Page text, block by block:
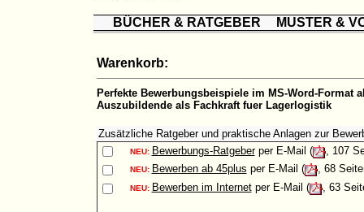
BÜCHER & RATGEBER MUSTER &
Warenkorb:
Perfekte Bewerbungsbeispiele im MS-Word-Format
Auszubildende als Fachkraft fuer Lagerlogistik
Zusätzliche Ratgeber und praktische Anlagen zur
NEU: Bewerbungs-Ratgeberper E-Mail ( , 107
NEU: Bewerben ab 45plus per E-Mail ( , 68
NEU: Bewerben im Internetper E-Mail ( , 63